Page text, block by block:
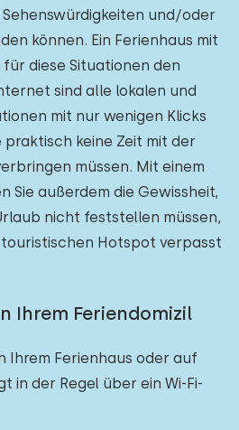
und/oder
können. Ein Ferienhaus mit
diese Situationen den
sind alle lokalen und
mit nur wenigen Klicks
praktisch keine Zeit mit der
müssen. Mit einem
Sie außerdem die Gewissheit,
nicht feststellen müssen,
touristischen Hotspot verpasst
Ihrem Feriendomizil
Ihrem Ferienhaus oder auf
in der Regel über ein Wi-Fi-